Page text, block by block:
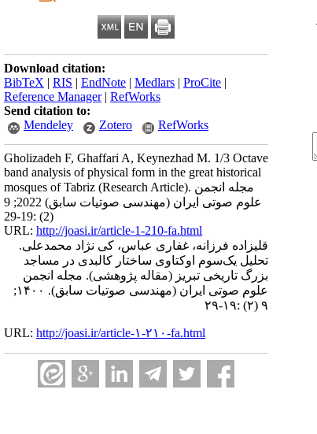
Download citation:
BibTeX | RIS | EndNote | Medlars | ProCite |
Reference Manager| RefWorks
Send citation to:
Mendeley
Zotero RefWorks
Gholizadeh F, Ghaffari A, Keynezhad M. 1/3 Octave
band analysis of physical form in the great historical
mosques of Tabriz (Research Article). مجله انجمن
علوم صوتی ایران (مهندسی صوتیات سابق) 2022; 9
(2) :19-29
URL: http://joasi.ir/article-1-210-fa.html
قلیزاده فرزانه، غفاری عباس، کی نژاد محمدعلی.
تحلیل یک‌سوم اوکتاوی ساختار کالبدی در مساجد
بزرگ تاریخی تبریز (مقاله پژوهشی). مجله انجمن
علوم صوتی ایران (مهندسی صوتیات سابق). ۱۴۰۰;
۹ (۲) :۱۹-۲۹
URL: http://joasi.ir/article-۱-۲۱۰-fa.html